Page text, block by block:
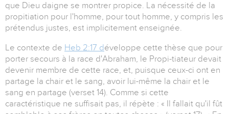
que Dieu daigne se montrer propice. La nécessité de la
propitiation pour l'homme, pour tout homme, y compris les
prétendus justes, est implicitement enseignée.
Le contexte de Heb 2:17 développe cette thèse que pour
porter secours à la race d'Abraham, le Propi-tiateur devait
devenir membre de cette race, et, puisque ceux-ci ont en
partage la chair et le sang, avoir lui-même la chair et le
sang en partage (verset 14). Comme si cette
caractéristique ne suffisait pas, il répète : « Il fallait qu'il fût